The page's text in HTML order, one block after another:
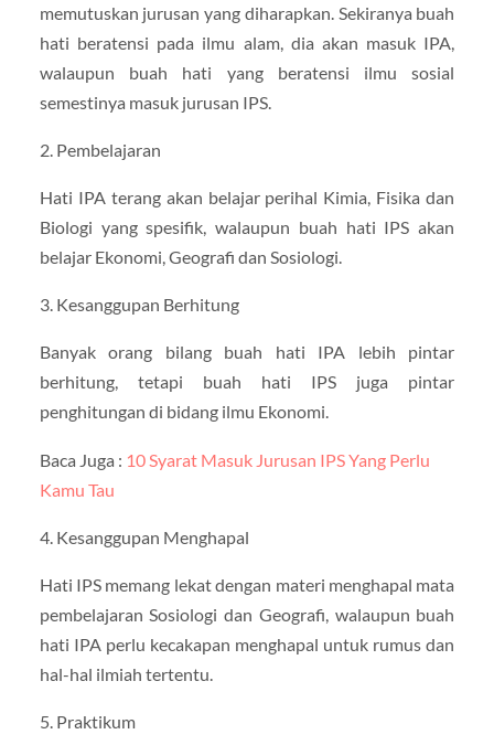
memutuskan jurusan yang diharapkan. Sekiranya buah
hati beratensi pada ilmu alam, dia akan masuk IPA,
walaupun buah hati yang beratensi ilmu sosial
semestinya masuk jurusan IPS.
2. Pembelajaran
Hati IPA terang akan belajar perihal Kimia, Fisika dan
Biologi yang spesifik, walaupun buah hati IPS akan
belajar Ekonomi, Geografi dan Sosiologi.
3. Kesanggupan Berhitung
Banyak orang bilang buah hati IPA lebih pintar
berhitung, tetapi buah hati IPS juga pintar
penghitungan di bidang ilmu Ekonomi.
Baca Juga : 10 Syarat Masuk Jurusan IPS Yang Perlu
Kamu Tau
4. Kesanggupan Menghapal
Hati IPS memang lekat dengan materi menghapal mata
pembelajaran Sosiologi dan Geografi, walaupun buah
hati IPA perlu kecakapan menghapal untuk rumus dan
hal-hal ilmiah tertentu.
5. Praktikum